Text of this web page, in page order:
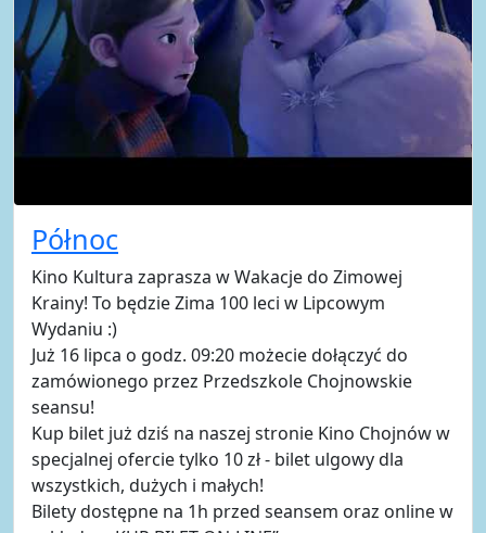
Północ
Kino Kultura zaprasza w Wakacje do Zimowej
Krainy! To będzie Zima 100 leci w Lipcowym
Wydaniu :)
Już 16 lipca o godz. 09:20 możecie dołączyć do
zamówionego przez Przedszkole Chojnowskie
seansu!
Kup bilet już dziś na naszej stronie Kino Chojnów w
specjalnej ofercie tylko 10 zł - bilet ulgowy dla
wszystkich, dużych i małych!
Bilety dostępne na 1h przed seansem oraz online w